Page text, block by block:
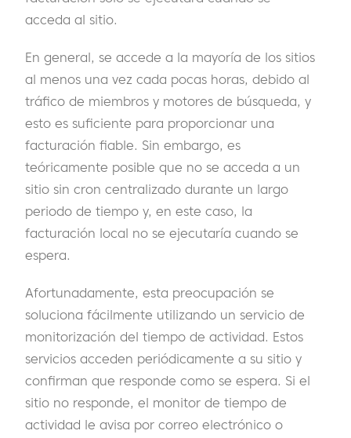
acceda al sitio.
En general, se accede a la mayoría de los sitios
al menos una vez cada pocas horas, debido al
tráfico de miembros y motores de búsqueda, y
esto es suficiente para proporcionar una
facturación fiable. Sin embargo, es
teóricamente posible que no se acceda a un
sitio sin cron centralizado durante un largo
periodo de tiempo y, en este caso, la
facturación local no se ejecutaría cuando se
espera.
Afortunadamente, esta preocupación se
soluciona fácilmente utilizando un servicio de
monitorización del tiempo de actividad. Estos
servicios acceden periódicamente a su sitio y
confirman que responde como se espera. Si el
sitio no responde, el monitor de tiempo de
actividad le avisa por correo electrónico o